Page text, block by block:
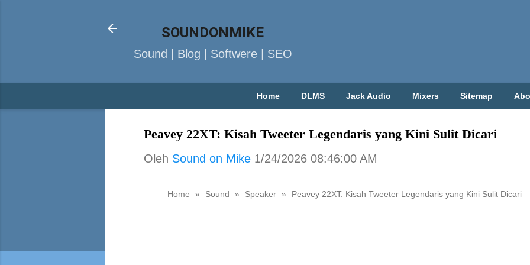
SOUNDONMIKE
Sound | Blog | Softwere | SEO
Home DLMS Jack Audio Mixers Sitemap
Peavey 22XT: Kisah Tweeter Legendaris yang Kini Sulit Dicari
Oleh Sound on Mike 1/24/2026 08:46:00 AM
Home » Sound » Speaker » Peavey 22XT: Kisah Tweeter Legendaris yang Kini Sulit Dicari